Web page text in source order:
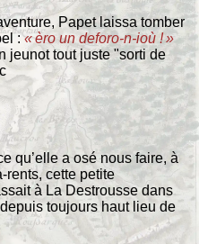
Papet laissa tomber
:« èro un deforo-n-ioù ! »
jeunot tout juste "sorti de
qu’elle a osé nous faire, à
rents, cette petite
à La Destrousse dans
toujours haut lieu de